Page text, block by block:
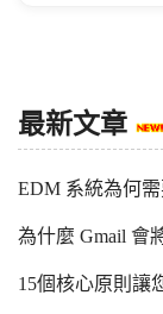
最新文章
EDM 系統為何
為什麼 Gmail 會
15個核心原則讓